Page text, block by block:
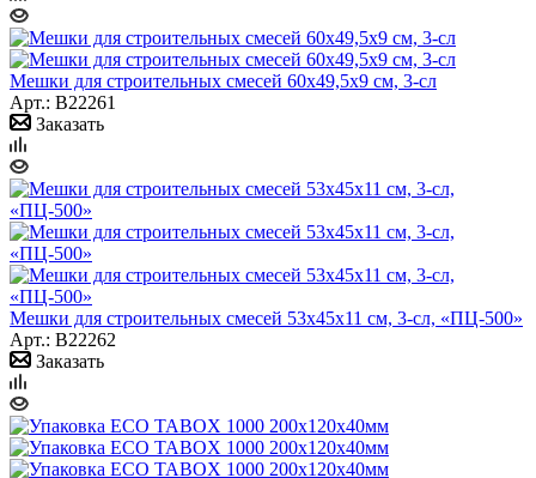
Мешки для строительных смесей 60x49,5x9 см, 3-сл
Арт.: B22261
Заказать
Мешки для строительных смесей 53x45x11 см, 3-сл, «ПЦ-500»
Арт.: B22262
Заказать